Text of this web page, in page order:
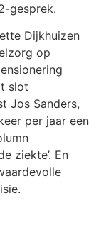
gesprek.
Dijkhuizen
op
slot
Jos Sanders,
per jaar een
ziekte’. En